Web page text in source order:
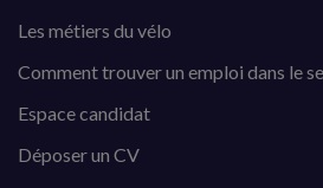
Les métiers du vélo
Comment trouver un emploi dans le
Espace candidat
Déposer un CV